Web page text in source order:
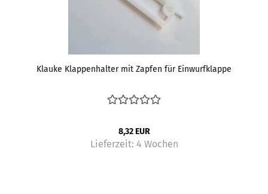
Klauke Klappenhalter mit Zapfen für Einwurfklappe
8,32 EUR
Lieferzeit: 4 Wochen